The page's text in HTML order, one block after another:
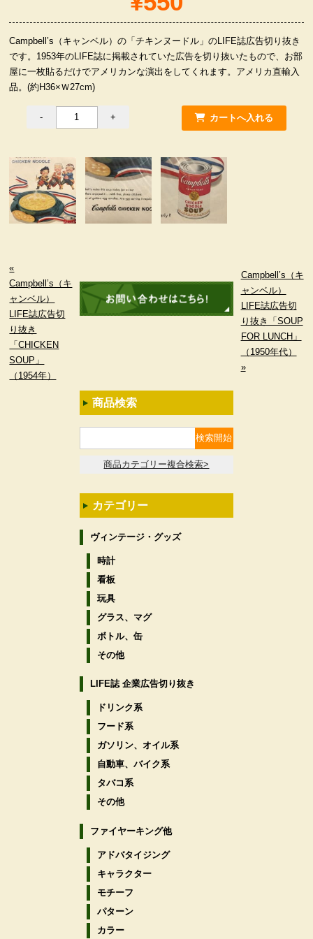
服飾小物雑貨
Campbell’s（キャンベル）の「チキンヌードル」のLIFE誌広告切り抜き
です。1953年のLIFE誌に掲載されていた広告を切り抜いたもので、お部
屋に一枚貼るだけでアメリカンな演出をしてくれます。アメリカ直輸入
品。(約H36×Ｗ27cm)
«
Campbell’s（キ
ャンベル）
LIFE誌広告切
り抜き
「CHICKEN
SOUP」
（1954年）
Campbell’s（キ
ャンベル）
LIFE誌広告切
り抜き「SOUP
FOR LUNCH」
（1950年代）
»
商品検索
商品カテゴリー複合検索>
カテゴリー
ヴィンテージ・グッズ
時計
看板
玩具
グラス、マグ
ボトル、缶
その他
LIFE誌 企業広告切り抜き
ドリンク系
フード系
ガソリン、オイル系
自動車、バイク系
タバコ系
その他
ファイヤーキング他
アドバタイジング
キャラクター
モチーフ
パターン
カラー